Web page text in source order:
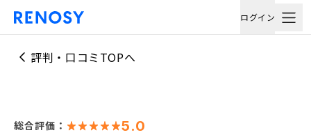
ログイン
評判・口コミTOPへ
総合評価： 5.0